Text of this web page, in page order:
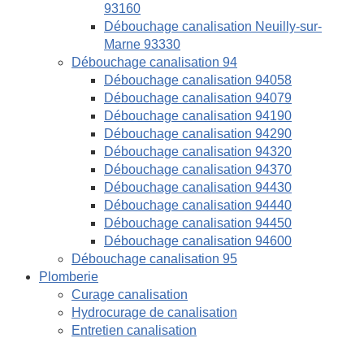
93160
Débouchage canalisation Neuilly-sur-
Marne 93330
Débouchage canalisation 94
Débouchage canalisation 94058
Débouchage canalisation 94079
Débouchage canalisation 94190
Débouchage canalisation 94290
Débouchage canalisation 94320
Débouchage canalisation 94370
Débouchage canalisation 94430
Débouchage canalisation 94440
Débouchage canalisation 94450
Débouchage canalisation 94600
Débouchage canalisation 95
Plomberie
Curage canalisation
Hydrocurage de canalisation
Entretien canalisation